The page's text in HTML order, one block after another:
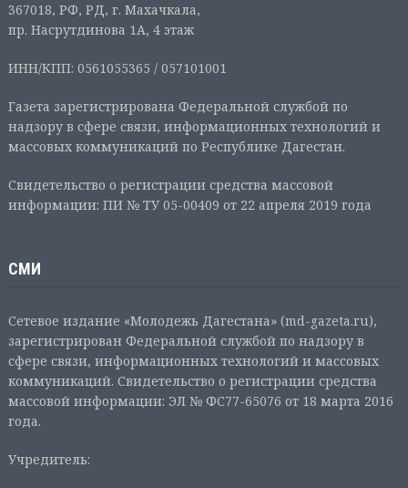
367018, РФ, РД, г. Махачкала,
пр. Насрутдинова 1А, 4 этаж
ИНН/КПП: 0561055365 / 057101001
Газета зарегистрирована Федеральной службой по
надзору в сфере связи, информационных технологий и
массовых коммуникаций по Республике Дагестан.
Свидетельство о регистрации средства массовой
информации: ПИ № ТУ 05-00409 от 22 апреля 2019 года
СМИ
Сетевое издание «Молодежь Дагестана» (md-gazeta.ru),
зарегистрирован Федеральной службой по надзору в
сфере связи, информационных технологий и массовых
коммуникаций. Свидетельство о регистрации средства
массовой информации: ЭЛ № ФС77-65076 от 18 марта 2016
года.
Учредитель: